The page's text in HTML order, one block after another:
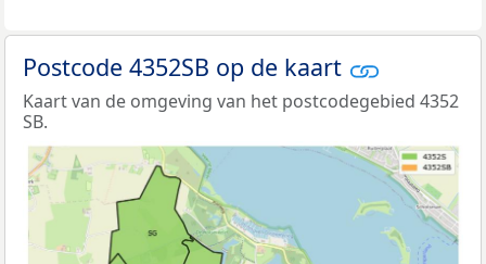
Postcode 4352SB op de kaart
Kaart van de omgeving van het postcodegebied 4352
SB.